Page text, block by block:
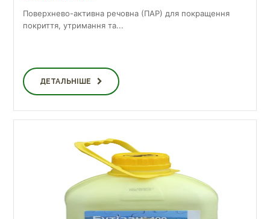
Поверхнево-активна речовна (ПАР) для покращення
покриття, утримання та...
ДЕТАЛЬНІШЕ